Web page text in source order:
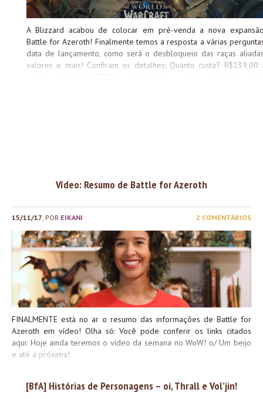
tipo...
A Blizzard acabou de colocar em pré-venda a nova
Battle for Azeroth! Finalmente temos a resposta a várias
data de lançamento, como será o desbloqueio das raças
valores e mais! Confiram os detalhes: Quanto custa? R$139,00
E as raças aliadas? Segundo o site oficial, a compra da...
Vídeo: Resumo de Battle for Azeroth
15/11/17, POR EIKANI 2 COMENTÁRIOS
FINALMENTE está no ar o resumo das informações de Battle for
Azeroth em vídeo! Olha só: Você pode conferir os links citados
aqui: Hoje ainda teremos o vídeo da semana no WoW! o/ Um beijo
e até a próxima!
[BfA] Histórias de Personagens – oi, Thrall e Vol’jin!